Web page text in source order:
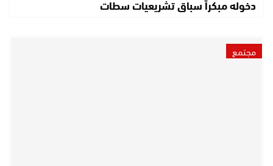
دخوله مبكراً سباق تشريعيات سطات
مجتمع